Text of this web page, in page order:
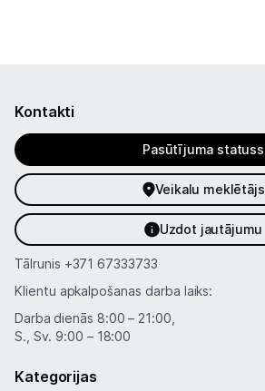
Kontakti
Pasūtījuma statuss
Veikalu meklētājs
Uzdot jautājumu
Tālrunis +371 67333733
Klientu apkalpošanas darba laiks:
Darba dienās 8:00 – 21:00,
S., Sv. 9:00 – 18:00
Kategorijas